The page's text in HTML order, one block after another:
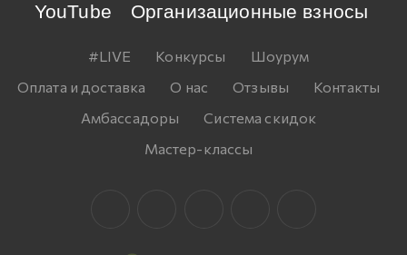
YouTube
Организационные взносы
#LIVE Конкурсы
Шоурум
Оплата и доставка
О нас Отзывы
Контакты
Амбассадоры
Система скидок
Мастер-классы